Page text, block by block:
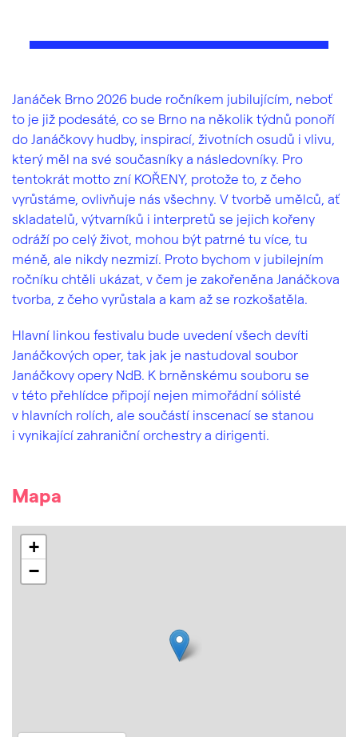
Janáček Brno 2026 bude ročníkem jubilujícím, neboť
to je již podesáté, co se Brno na několik týdnů ponoří
do Janáčkovy hudby, inspirací, životních osudů i vlivu,
který měl na své současníky a následovníky. Pro
tentokrát motto zní KOŘENY, protože to, z čeho
vyrůstáme, ovlivňuje nás všechny. V tvorbě umělců, ať
skladatelů, výtvarníků i interpretů se jejich kořeny
odráží po celý život, mohou být patrné tu více, tu
méně, ale nikdy nezmizí. Proto bychom v jubilejním
ročníku chtěli ukázat, v čem je zakořeněna Janáčkova
tvorba, z čeho vyrůstala a kam až se rozkošatěla.
Hlavní linkou festivalu bude uvedení všech devíti
Janáčkových oper, tak jak je nastudoval soubor
Janáčkovy opery NdB. K brněnskému souboru se
v této přehlídce připojí nejen mimořádní sólisté
v hlavních rolích, ale součástí inscenací se stanou
i vynikající zahraniční orchestry a dirigenti.
Mapa
+
−